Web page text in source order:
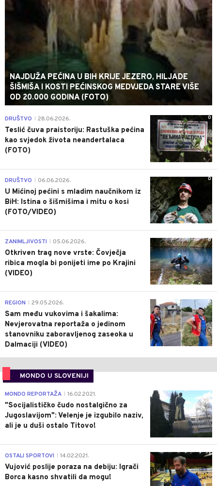
NAJDUŽA PEĆINA U BIH KRIJE JEZERO, HILJADE
ŠIŠMIŠA I KOSTI PEĆINSKOG MEDVJEDA STARE VIŠE
OD 20.000 GODINA (FOTO)
0
DRUŠTVO 28.06.2026.
Teslić čuva praistoriju: Rastuška pećina
kao svjedok života neandertalaca
(FOTO)
0
DRUŠTVO 06.06.2026.
U Mićinoj pećini s mladim naučnikom iz
BiH: Istina o šišmišima i mitu o kosi
(FOTO/VIDEO)
0
ZANIMLJIVOSTI 05.06.2026.
Otkriven trag nove vrste: Čovječja
ribica mogla bi ponijeti ime po Krajini
(VIDEO)
0
REGION 29.05.2026.
Sam među vukovima i šakalima:
Nevjerovatna reportaža o jedinom
stanovniku zaboravljenog zaseoka u
Dalmaciji (VIDEO)
MONDO U SLOVENIJI
4
MONDO REPORTAŽA 16.02.2021.
"Socijalističko čudo nostalgično za
Jugoslavijom": Velenje je izgubilo naziv,
ali je u duši ostalo Titovo!
1
OSTALI SPORTOVI 14.02.2021.
Vujović poslije poraza na debiju: Igrači
Borca kasno shvatili da mogu!